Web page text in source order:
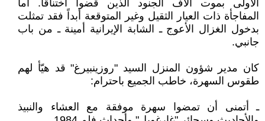
الأولى بموت آلاف الجنود الذين قضوا اختناقاً. أما
المفاجأة ذات العيار الثقيل وغير المتوقعة أبداً فقد تمثلت
بدخول الغزال الأعوج ـ الشابة الإيرانية أمينة ـ من باب
جانبي.
كان مدير شؤون المنزل السيد "روزينبيرغ" قد هيّأ لهم
طقوس السهرة، خاطب الجميع باحترام:
ـ أتمنى أن تمضوا سهرة موفقة مع العشاء والنبيذ